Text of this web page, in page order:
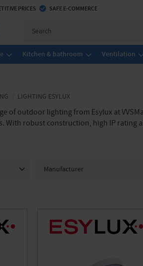
PRICES check_circle SAFE E-COMMERCE
Kitchen & bathroom Ventilation
LIGHTING ESYLUX
of outdoor lighting from Esylux at
With robust construction, high IP rating
Manufacturer